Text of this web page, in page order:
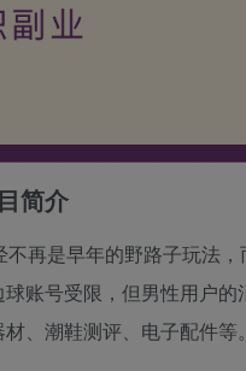
简介
再是早年的野路子玩法
账号受限，但男性用户
、潮鞋测评、电子配件等